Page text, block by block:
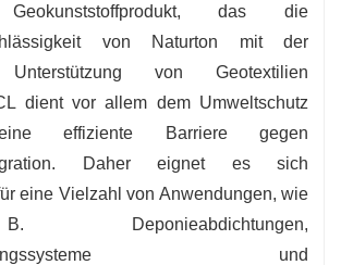
Undurchlässigkeit:
Tondichtungsbahnen bilden
Barriere gegen Wasser und
was für den Schutz des
unerlässlich ist.
flexibel
: Sein leichtes Design
bequeme Handhabung und
Geokunststoffprodukt, das die
von Naturton mit der
Unterstützung von Geotextilien
dient vor allem dem Umweltschutz
effiziente Barriere gegen
Daher eignet es sich
eine Vielzahl von Anwendungen, wie
und